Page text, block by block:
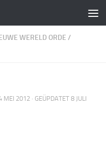
WERELD ORDE /
MEI 2012 · GEÜPDATET 8 JULI